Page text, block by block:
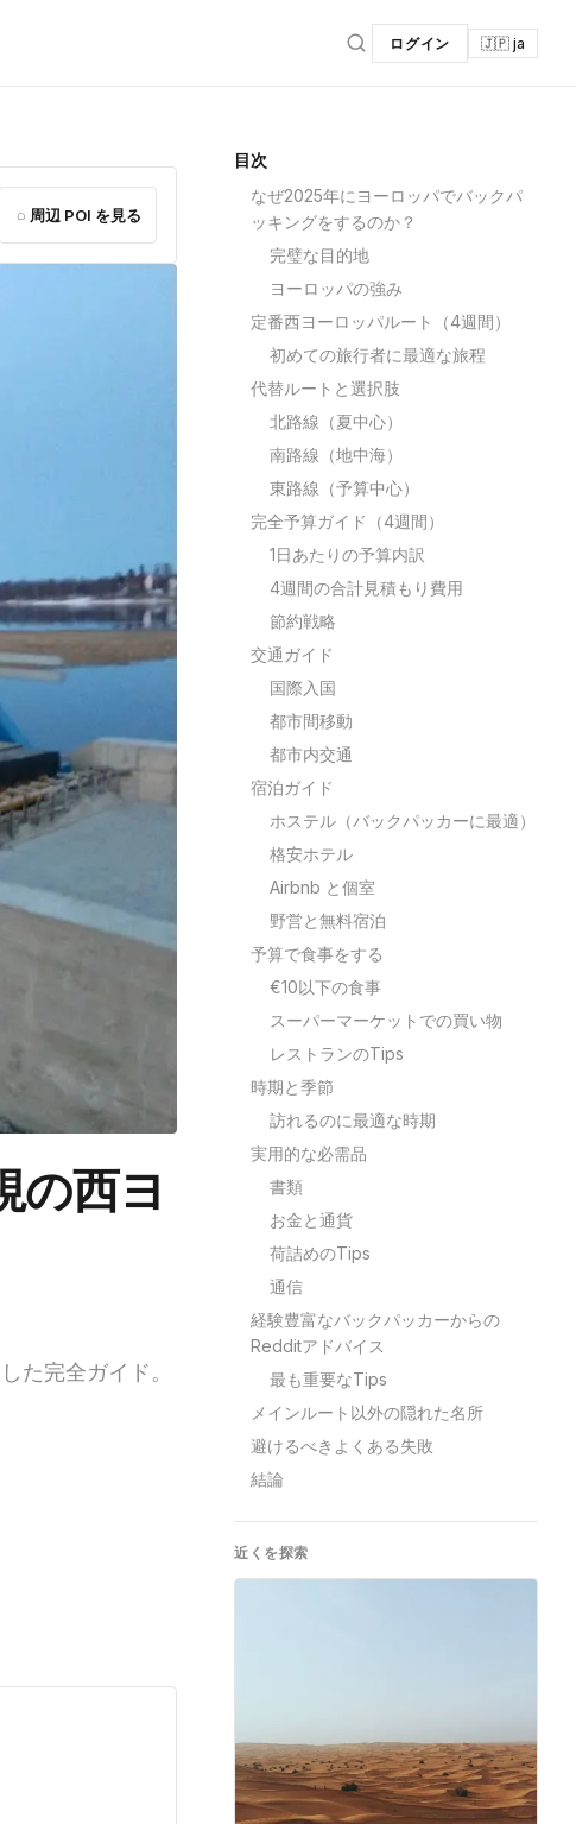
ログイン 🇯🇵 ja
周辺 POI を見る
の西ヨ
た完全ガイド。
目次
なぜ2025年にヨーロッパでバックパ
ッキングをするのか？
完璧な目的地
ヨーロッパの強み
定番西ヨーロッパルート（4週間）
初めての旅行者に最適な旅程
代替ルートと選択肢
北路線（夏中心）
南路線（地中海）
東路線（予算中心）
完全予算ガイド（4週間）
1日あたりの予算内訳
4週間の合計見積もり費用
節約戦略
交通ガイド
国際入国
都市間移動
都市内交通
宿泊ガイド
ホステル（バックパッカーに最適）
格安ホテル
Airbnb と個室
野営と無料宿泊
予算で食事をする
€10以下の食事
スーパーマーケットでの買い物
レストランのTips
時期と季節
訪れるのに最適な時期
実用的な必需品
書類
お金と通貨
荷詰めのTips
通信
経験豊富なバックパッカーからの
Redditアドバイス
最も重要なTips
メインルート以外の隠れた名所
避けるべきよくある失敗
結論
近くを探索